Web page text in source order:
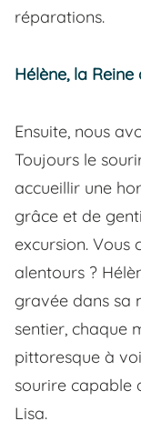
réparations.
Hélène, la Reine
Ensuite, nous
Toujours le
accueillir une
grâce et de
excursion. Vous
alentours ?
gravée dans sa
sentier, chaque
pittoresque à
sourire capable
Lisa.